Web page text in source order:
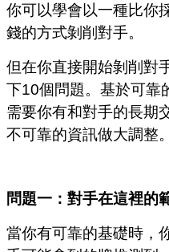
你可以學會以一種比你
錢的方式剝削對手。
但在你直接開始剝削對
下10個問題。基於可靠
需要你有和對手的長期
不可靠的資訊做大調整。
問題一：對手在這裡的
當你有可靠的基礎時，